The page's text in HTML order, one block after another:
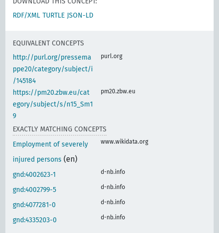
RDF/XML TURTLE JSON-LD
EQUIVALENT CONCEPTS
http://purl.org/pressema
ppe20/category/subject/i
/145184
purl.org
https://pm20.zbw.eu/cat
egory/subject/s/n15_Sm1
9
pm20.zbw.eu
EXACTLY MATCHING CONCEPTS
Employment of severely
injured persons (en)
www.wikidata.org
gnd:4002623-1 d-nb.info
gnd:4002799-5 d-nb.info
gnd:4077281-0 d-nb.info
gnd:4335203-0 d-nb.info